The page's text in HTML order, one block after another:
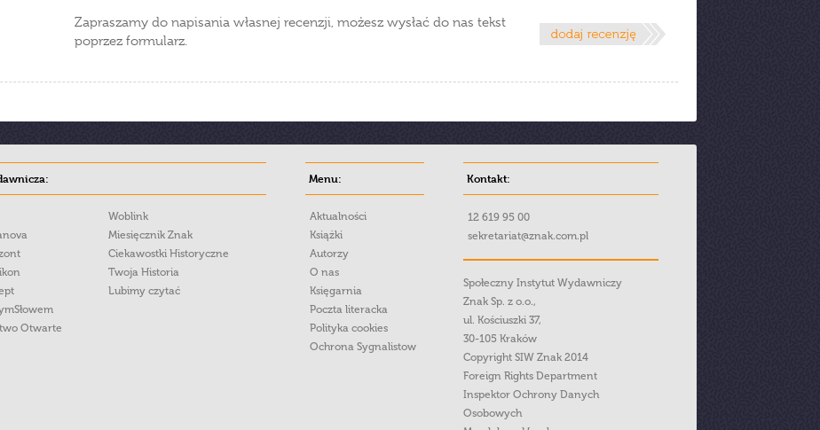
Zapraszamy do napisania własnej recenzji, możesz wysłać do nas tekst
poprzez formularz.
Otwarte
Woblink
Miesięcznik Znak
Ciekawostki Historyczne
Twoja Historia
Lubimy czytać
Menu:
Aktualności
Książki
Autorzy
O nas
Księgarnia
Poczta literacka
Polityka cookies
Ochrona Sygnalistow
Kontakt:
12 619 95 00
sekretariat@znak.com.pl
Społeczny Instytut Wydawniczy
Znak Sp. z o.o.,
ul. Kościuszki 37,
30-105 Kraków
Copyright SIW Znak 2014
Foreign Rights Department
Inspektor Ochrony Danych
Osobowych